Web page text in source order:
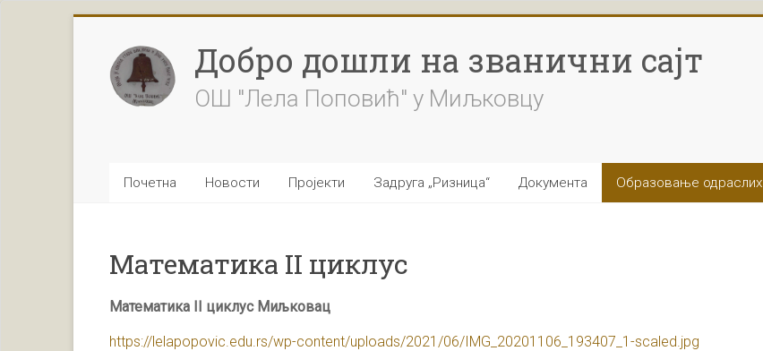
content
Добро дошли на званични сајт
ОШ "Лела Поповић" у Миљковцу
Почетна Новости Пројекти Задруга „Ризница“ Документа Образовање одраслих
Математика II циклус
Математика II циклус Миљковац
https://lelapopovic.edu.rs/wp-content/uploads/2021/06/IMG_20201106_193407_1-scaled.jpg